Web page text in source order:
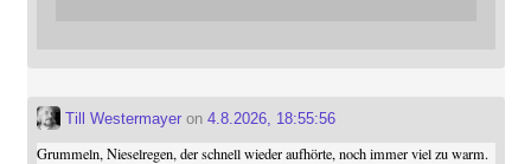
Till Westermayeron 4.8.2026, 18:55:56
Grummeln, Nieselregen, der schnell wieder aufhörte, noch immer viel zu warm.